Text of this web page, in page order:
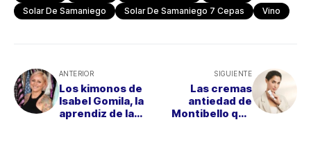
Solar De Samaniego
Solar De Samaniego 7 Cepas Vino
ANTERIOR
Los kimonos de
Isabel Gomila, la
aprendiz de la
SIGUIENTE
Las cremas
antiedad de
Montibello que